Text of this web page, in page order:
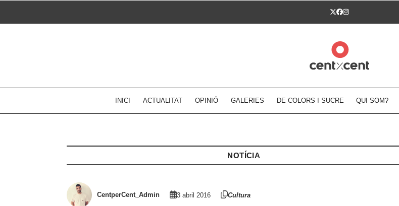
Twitter
Facebook
Instagram
INICI ACTUALITAT OPINIÓ GALERIES DE COLORS I SUCRE QUI SOM?
NOTÍCIA
CentperCent_Admin 3 abril 2016 Cultura